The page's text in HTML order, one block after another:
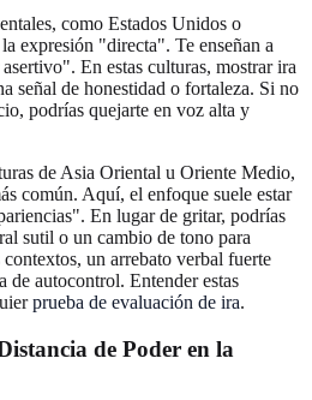
como Estados Unidos o
expresión "directa". Te enseñan a
En estas culturas, mostrar ira
señal de honestidad o fortaleza. Si no
podrías quejarte en voz alta y
de Asia Oriental u Oriente Medio,
común. Aquí, el enfoque suele estar
En lugar de gritar, podrías
sutil o un cambio de tono para
un arrebato verbal fuerte
de autocontrol. Entender estas
prueba de evaluación de ira.
de Poder en la